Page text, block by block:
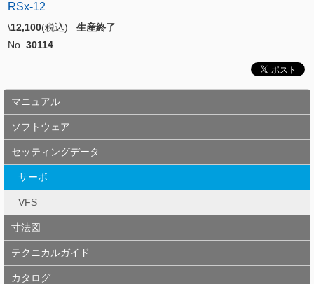
RSx-12
\12,100(税込) 生産終了
No. 30114
マニュアル
ソフトウェア
セッティングデータ
サーボ
VFS
寸法図
テクニカルガイド
カタログ